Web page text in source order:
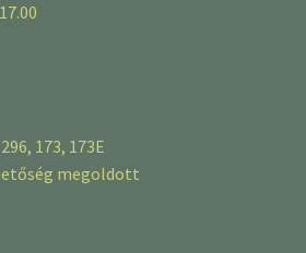
173, 173E
megoldott